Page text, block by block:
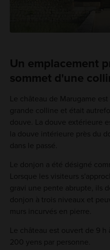
Un emplacement
sommet d'une
Le château de Marugame
grande colline et était
douve. La douve extérieure
la douve intérieure près du
dans le passé.
Le donjon a été désigné
Lorsque les visiteurs
gravi une pente abrupte, ils
donjon à trois niveaux et
murs incurvés en pierre.
Le château est ouvert de 9
200 yens par personne.